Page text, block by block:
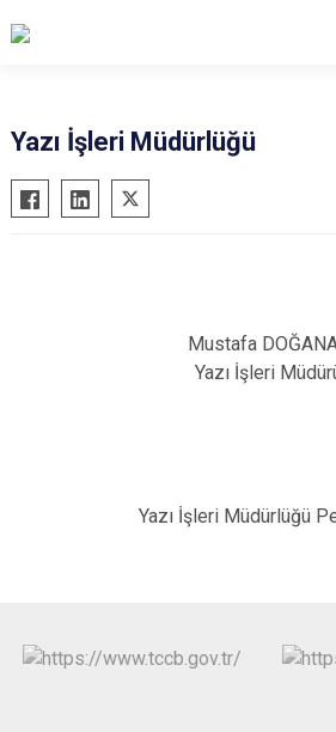
Akyaka
Arpaçay
Yazı İşleri Müdürlüğü
Mustafa
Yazı İşleri
Yazı İşleri Müdürlüğü